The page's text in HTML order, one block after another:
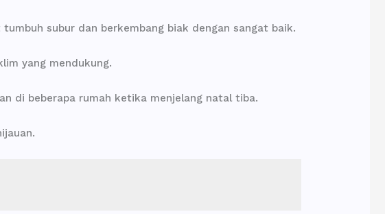
subur dan berkembang biak dengan sangat baik.
yang mendukung.
di beberapa rumah ketika menjelang natal tiba.